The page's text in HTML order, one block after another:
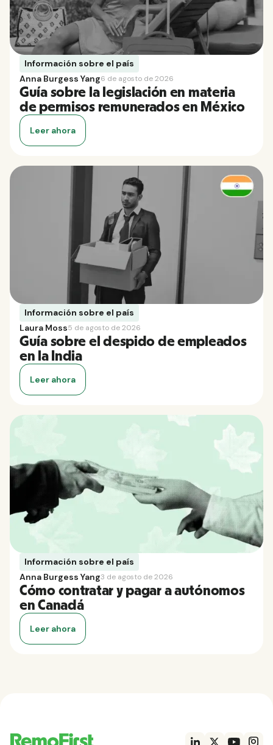
Información sobre el país
Anna Burgess Yang6 de agosto de 2026
Guía sobre la legislación en materia
de permisos remunerados en México
Leer ahora
Información sobre el país
Laura Moss5 de agosto de 2026
Guía sobre el despido de empleados
en la India
Leer ahora
Información sobre el país
Anna Burgess Yang3 de agosto de 2026
Cómo contratar y pagar a autónomos
en Canadá
Leer ahora